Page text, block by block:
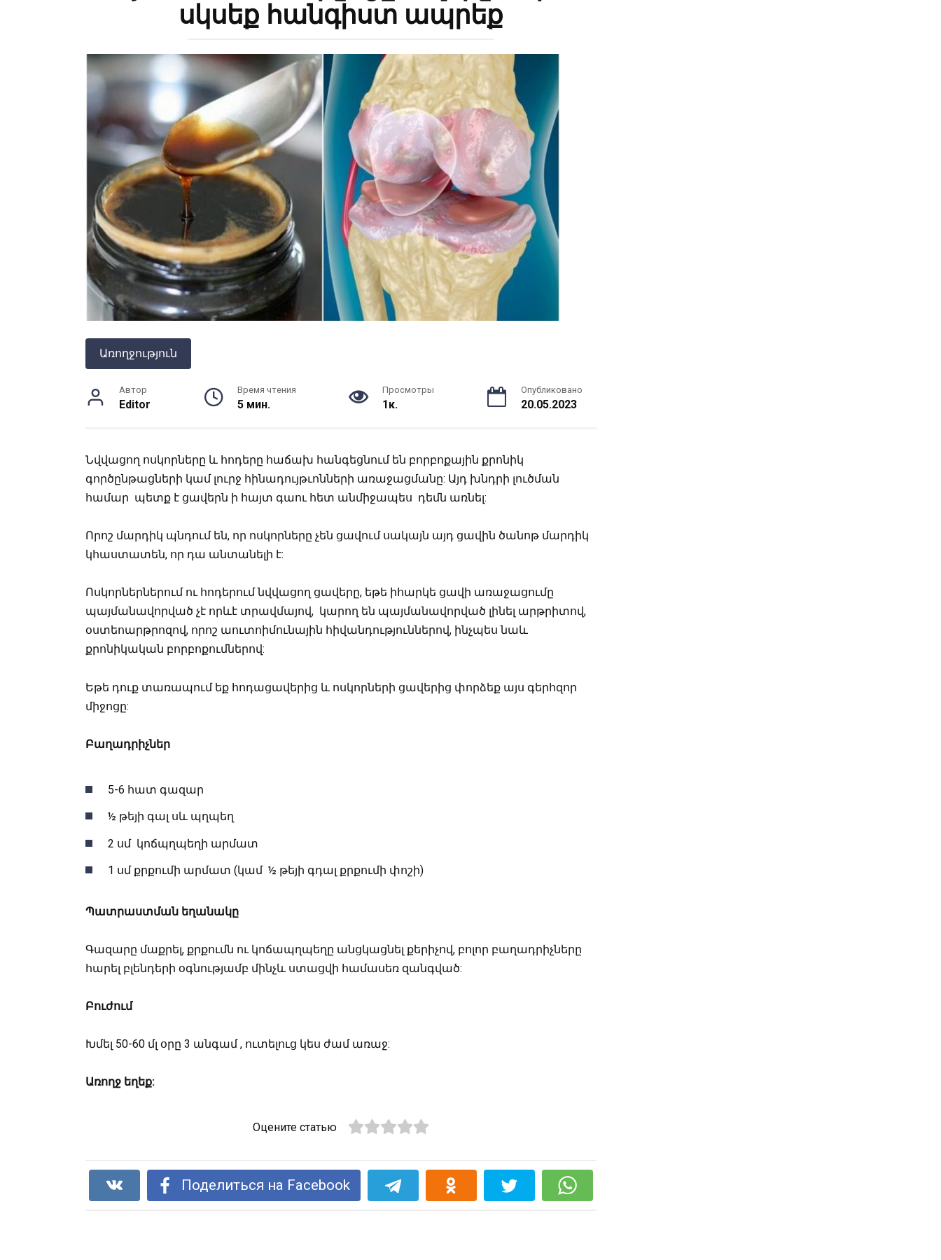
սկսեք հանգիստ ապրեք
Առողջություն
Автор
Editor
Время чтения
5 мин.
Просмотры
1к.
Опубликовано
20.05.2023
Նվվացող ոսկորները և հոդերը հաճախ հանգեցնում են բորբոքային քրոնիկ
գործընթացների կամ լուրջ հինադույթւոնների առաջացմանը: Այդ խնդրի լուծման
համար պետք է ցավերն ի հայտ գաու հետ անմիջապես դեմն առնել:
Որոշ մարդիկ պնդում են, որ ոսկորները չեն ցավում սակայն այդ ցավին ծանոթ մարդիկ
կհաստատեն, որ դա անտանելի է:
Ոսկորներներում ու հոդերում նվվացող ցավերը, եթե իհարկե ցավի առաջացումը
պայմանավորված չէ որևէ տրավմայով, կարող են պայմանավորված լինել արթրիտով,
օստեոարթրոզով, որոշ աուտոիմունային հիվանդություններով, ինչպես նաև
քրոնիկական բորբոքումներով:
Եթե դուք տառապում եք հոդացավերից և ոսկորների ցավերից փորձեք այս գերհզոր
միջոցը:
Բաղադրիչներ
5-6 հատ գազար
½ թեյի գալ սև պղպեղ
2 սմ կոճպղպեղի արմատ
1 սմ քրքումի արմատ (կամ ½ թեյի գդալ քրքումի փոշի)
Պատրաստման եղանակը
Գազարը մաքրել, քրքումն ու կոճապղպեղը անցկացնել քերիչով, բոլոր բաղադրիչները
հարել բլենդերի օգնությամբ մինչև ստացվի համասեռ զանգված:
Բուժում
Խմել 50-60 մլ օրը 3 անգամ , ուտելուց կես ժամ առաջ:
Առողջ եղեք:
Оцените статью
Поделиться на Facebook